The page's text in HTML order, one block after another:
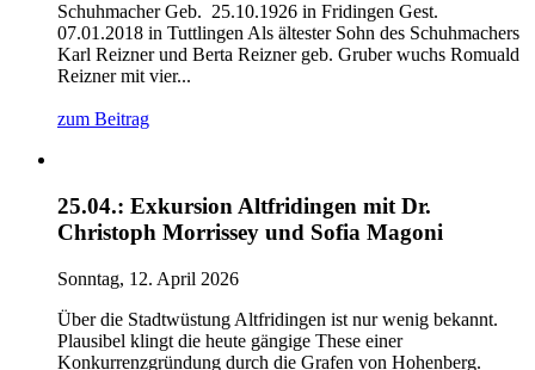
Schuhmacher Geb. 25.10.1926 in Fridingen Gest.
07.01.2018 in Tuttlingen Als ältester Sohn des Schuhmachers
Karl Reizner und Berta Reizner geb. Gruber wuchs Romuald
Reizner mit vier...
zum Beitrag
25.04.: Exkursion Altfridingen mit Dr.
Christoph Morrissey und Sofia Magoni
Sonntag, 12. April 2026
Über die Stadtwüstung Altfridingen ist nur wenig bekannt.
Plausibel klingt die heute gängige These einer
Konkurrenzgründung durch die Grafen von Hohenberg.